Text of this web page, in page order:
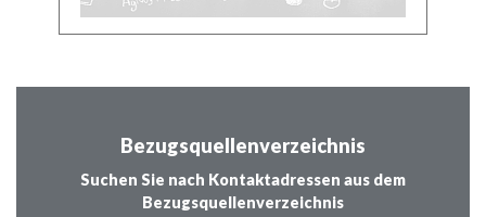
Bezugsquellenverzeichnis
Suchen Sie nach Kontaktadressen aus dem
Bezugsquellenverzeichnis